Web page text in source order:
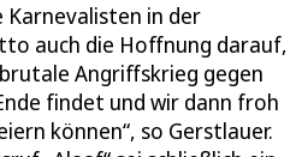
Karnevalisten in der
auch die Hoffnung darauf,
Angriffskrieg gegen
findet und wir dann froh
können“, so Gerstlauer.